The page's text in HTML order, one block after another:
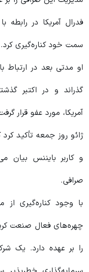
فدرال آمریکا در رابطه
سمت خود کناره‌گیری کرد.
او مدتی بعد در ارتباط
گذراند و در اکتبر
آمریکا، مورد عفو قرار
ژائو روز جمعه تأکید
و کاربر بایننس بیان
صرافی.
را بر عهده دارد. یک